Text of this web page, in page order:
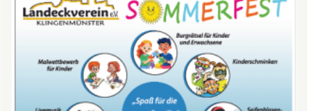
Landeck
am
Juni
2026
ab
20:30